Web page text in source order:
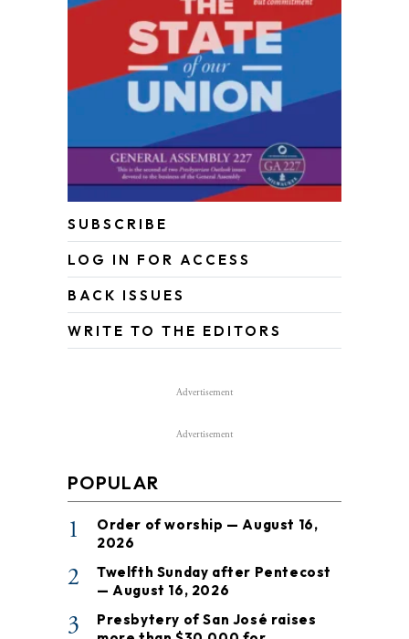
SUBSCRIBE
LOG IN FOR ACCESS
BACK ISSUES
WRITE TO THE EDITORS
Advertisement
Advertisement
POPULAR
1
Order of worship — August 16,
2026
2
Twelfth Sunday after Pentecost
— August 16, 2026
3
Presbytery of San José raises